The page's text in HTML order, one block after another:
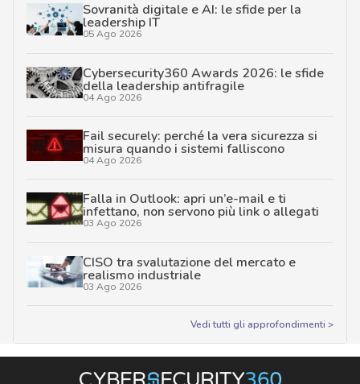
Sovranità digitale e AI: le sfide per la
leadership IT
05 Ago 2026
Cybersecurity360 Awards 2026: le sfide
della leadership antifragile
04 Ago 2026
Fail securely: perché la vera sicurezza si
misura quando i sistemi falliscono
04 Ago 2026
Falla in Outlook: apri un’e-mail e ti
infettano, non servono più link o allegati
03 Ago 2026
CISO tra svalutazione del mercato e
realismo industriale
03 Ago 2026
Vedi tutti gli approfondimenti >